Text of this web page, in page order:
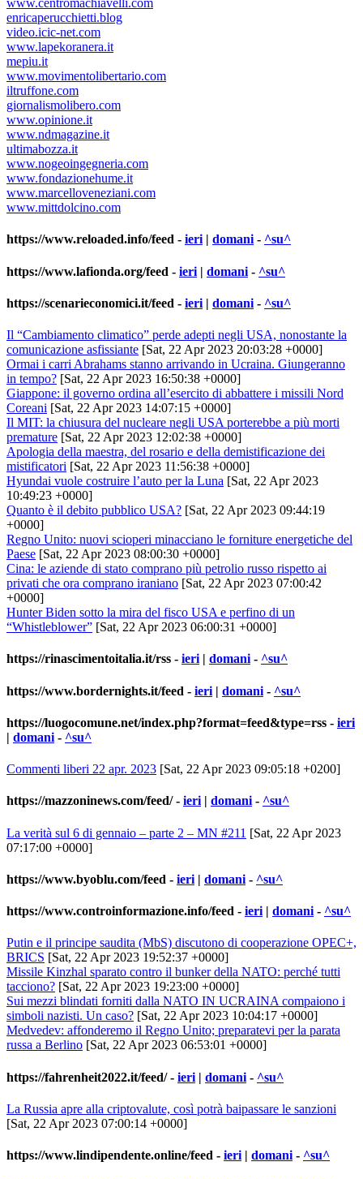
www.centromachiavelli.com
enricaperucchietti.blog
video.icic-net.com
www.lapekoranera.it
mepiu.it
www.movimentolibertario.com
iltruffone.com
giornalismolibero.com
www.opinione.it
www.ndmagazine.it
ultimabozza.it
www.nogeoingegneria.com
www.fondazionehume.it
www.marcelloveneziani.com
www.mittdolcino.com
https://www.reloaded.info/feed - ieri | domani - ^su^
https://www.lafionda.org/feed - ieri | domani - ^su^
https://scenarieconomici.it/feed - ieri | domani - ^su^
Il “Cambiamento climatico” perde adepti negli USA, nonostante la
comunicazione asfissiante [Sat, 22 Apr 2023 20:03:28 +0000]
Ormai i carri Abrahams stanno arrivando in Ucraina. Giungeranno
in tempo? [Sat, 22 Apr 2023 16:50:38 +0000]
Giappone: il governo ordina all’esercito di abbattere i missili Nord
Coreani [Sat, 22 Apr 2023 14:07:15 +0000]
Il MIT: la chiusura del nucleare negli USA porterebbe a più morti
premature [Sat, 22 Apr 2023 12:02:38 +0000]
Apologia della maestra, del rosario e della demistificazione dei
mistificatori [Sat, 22 Apr 2023 11:56:38 +0000]
Hyundai vuole costruire l’auto per la Luna [Sat, 22 Apr 2023
10:49:23 +0000]
Quanto è il debito pubblico USA? [Sat, 22 Apr 2023 09:44:19
+0000]
Regno Unito: nuovi scioperi minacciano le forniture energetiche del
Paese [Sat, 22 Apr 2023 08:00:30 +0000]
Cina: le aziende di stato comprano più petrolio russo rispetto ai
privati che ora comprano iraniano [Sat, 22 Apr 2023 07:00:42
+0000]
Hunter Biden sotto la mira del fisco USA e perfino di un
“Whistleblower” [Sat, 22 Apr 2023 06:00:31 +0000]
https://rinascimentoitalia.it/rss - ieri | domani - ^su^
https://www.bordernights.it/feed - ieri | domani - ^su^
https://luogocomune.net/index.php?format=feed&type=rss - ieri
| domani - ^su^
Commenti liberi 22 apr. 2023 [Sat, 22 Apr 2023 09:05:18 +0200]
https://mazzoninews.com/feed/- ieri | domani - ^su^
La verità sul 6 di gennaio – parte 2 – MN #211 [Sat, 22 Apr 2023
07:17:00 +0000]
https://www.byoblu.com/feed - ieri | domani - ^su^
https://www.controinformazione.info/feed - ieri | domani - ^su^
Putin e il principe saudita (MbS) discutono di cooperazione OPEC+,
BRICS [Sat, 22 Apr 2023 19:52:37 +0000]
Missile Kinzhal sparato contro il bunker della NATO: perché tutti
tacciono? [Sat, 22 Apr 2023 19:23:00 +0000]
Sui mezzi blindati forniti dalla NATO IN UCRAINA compaiono i
simboli nazisti. Un caso? [Sat, 22 Apr 2023 10:04:17 +0000]
Medvedev: affonderemo il Regno Unito; preparatevi per la parata
russa a Berlino [Sat, 22 Apr 2023 06:53:01 +0000]
https://fahrenheit2022.it/feed/- ieri | domani - ^su^
La Russia apre alla criptovalute, così potrà baipassare le sanzioni
[Sat, 22 Apr 2023 07:00:14 +0000]
https://www.lindipendente.online/feed - ieri | domani - ^su^